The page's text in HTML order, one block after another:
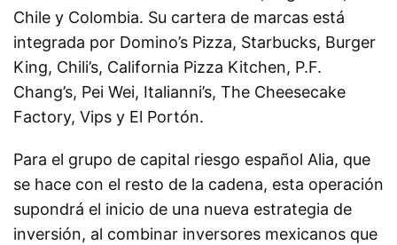
Chile y Colombia. Su cartera de marcas está
integrada por Domino’s Pizza, Starbucks, Burger
King, Chili’s, California Pizza Kitchen, P.F.
Chang’s, Pei Wei, Italianni’s, The Cheesecake
Factory, Vips y El Portón.
Para el grupo de capital riesgo español Alia, que
se hace con el resto de la cadena, esta operación
supondrá el inicio de una nueva estrategia de
inversión, al combinar inversores mexicanos que